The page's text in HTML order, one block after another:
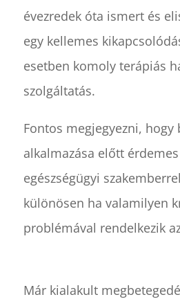
évezredek óta ismert és
egy kellemes
esetben komoly terápiás
szolgáltatás.
Fontos megjegyezni, hogy
alkalmazása előtt
egészségügyi
különösen ha valamilyen
problémával rendelkezik
Már kialakult